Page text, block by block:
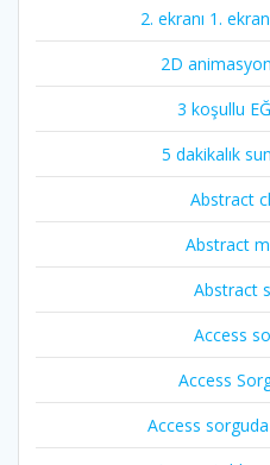
2. ekranı 1.
2D
3 koşullu
5 dakikalık
Abstract
Abstract
Abstract
Access
Access
Access